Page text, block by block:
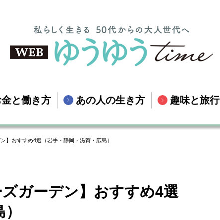
と働き方 あの人の生き方 趣味と旅行
】おすすめ4選（岩手・静岡・滋賀・広島）
ガーデン】おすすめ4選